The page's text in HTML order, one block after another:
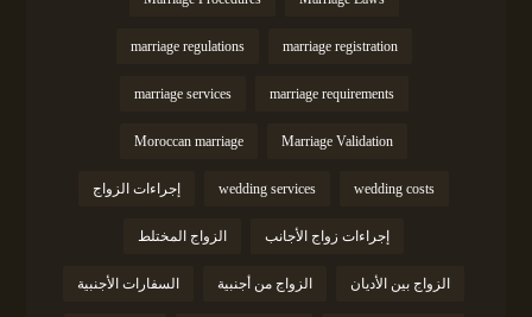
marriage registration
marriage regulations
marriage requirements
marriage services
Marriage Validation
Moroccan marriage
wedding costs
wedding services إجراءات الزواج
إجراءات زواج الأجانب الزواج المختلط
الزواج بين الأديان الزواج من أجنبية السفارات الأجنبية